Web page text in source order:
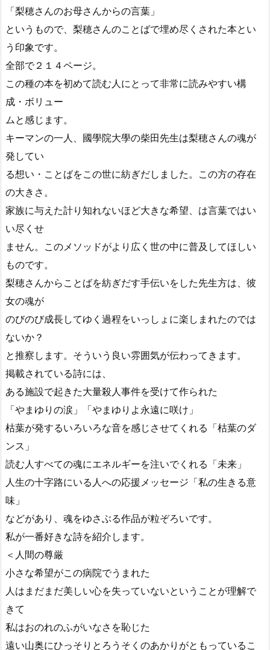
「梨穂さんのお母さんからの言葉」
というもので、梨穂さんのことばで埋め尽くされた本とい
う印象です。
全部で２１４ページ。
この種の本を初めて読む人にとって非常に読みやすい構
成・ボリュー
ムと感じます。
キーマンの一人、國學院大學の柴田先生は梨穂さんの魂が
発してい
る想い・ことばをこの世に紡ぎだしました。この方の存在
の大きさ。
家族に与えた計り知れないほど大きな希望、は言葉ではい
い尽くせ
ません。このメソッドがより広く世の中に普及してほしい
ものです。
梨穂さんからことばを紡ぎだす手伝いをした先生方は、彼
女の魂が
のびのび成長してゆく過程をいっしょに楽しまれたのでは
ないか？
と推察します。そういう良い雰囲気が伝わってきます。
掲載されている詩には、
ある施設で起きた大量殺人事件を受けて作られた
「やまゆりの涙」「やまゆりよ永遠に咲け」
枯葉が発するいろいろな音を感じさせてくれる「枯葉のダ
ンス」
読む人すべての魂にエネルギーを注いでくれる「未来」
人生の十字路にいる人への応援メッセージ「私の生きる意
味」
などがあり、魂をゆさぶる作品が粒ぞろいです。
私が一番好きな詩を紹介します。
＜人間の尊厳
小さな希望がこの病院でうまれた
人はまだまだ美しい心を失っていないということが理解で
きて
私はおのれのふがいなさを恥じた
遠い山奥にひっそりとろうそくのあかりがともっているこ